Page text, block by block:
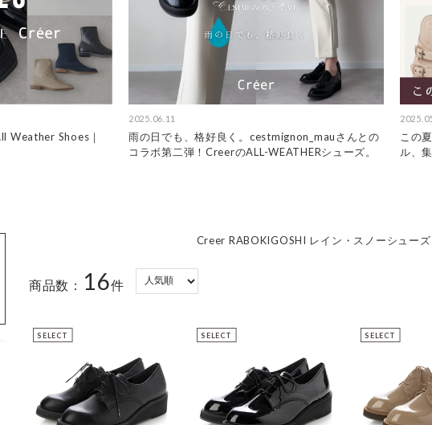
Weather Shoes｜
2025.06.11
雨の日でも、格好良く。cestmignon_mauさんとの
コラボ第二弾！CreerのALL-WEATHERシューズ。
この
ル、
Creer RABOKIGOSHI レイン・スノーシュー
商品数： 16件
SELECT SELECT SELECT